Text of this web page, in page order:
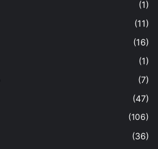
(1)
(11)
(16)
(1)
(7)
(47)
(106)
(36)